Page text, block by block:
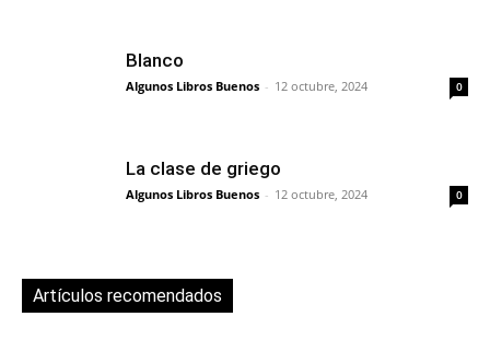
Blanco
Algunos Libros Buenos - 12 octubre, 2024 0
La clase de griego
Algunos Libros Buenos - 12 octubre, 2024 0
Artículos recomendados